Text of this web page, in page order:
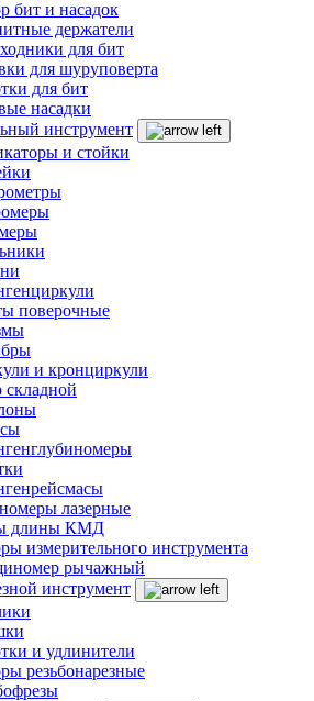
бит и насадок
держатели
для бит
для шуруповерта
для бит
насадки
инструмент
и стойки
поверочные
и кронциркули
лазерные
длины КМД
измерительного инструмента
рычажный
инструмент
и удлинители
резьбонарезные